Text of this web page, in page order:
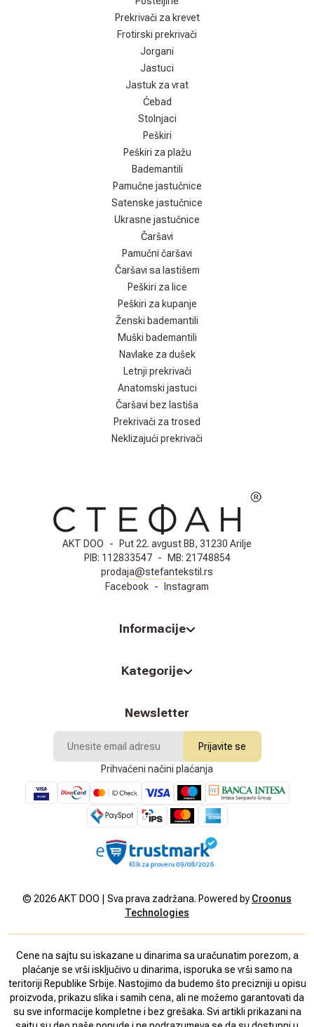
Prekrivači za krevet
Frotirski prekrivači
Jorgani
Jastuci
Jastuk za vrat
Ćebad
Stolnjaci
Peškiri
Peškiri za plažu
Bademantili
Pamučne jastučnice
Satenske jastučnice
Ukrasne jastučnice
Čaršavi
Pamučni čaršavi
Čaršavi sa lastišem
Peškiri za lice
Peškiri za kupanje
Ženski bademantili
Muški bademantili
Navlake za dušek
Letnji prekrivači
Anatomski jastuci
Čaršavi bez lastiša
Prekrivači za trosed
Neklizajući prekrivači
AKT DOO - Put 22. avgust BB, 31230 Arilje
PIB: 112833547 - MB: 21748854
prodaja@stefantekstil.rs
Facebook - Instagram
Informacije
Kategorije
Newsletter
Prijavite se
Prihvaćeni načini plaćanja
© 2026AKT DOO | Sva prava zadržana. Powered by Croonus
Technologies
Cene na sajtu su iskazane u dinarima sa uračunatim porezom, a
plaćanje se vrši isključivo u dinarima, isporuka se vrši samo na
teritoriji Republike Srbije. Nastojimo da budemo što precizniji u opisu
proizvoda, prikazu slika i samih cena, ali ne možemo garantovati da
su sve informacije kompletne i bez grešaka. Svi artikli prikazani na